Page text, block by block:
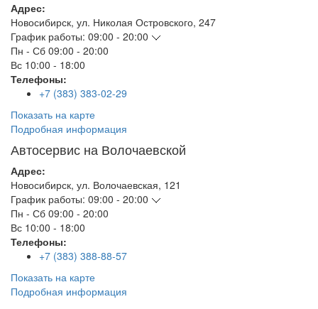
Адрес:
Новосибирск, ул. Николая Островского, 247
График работы: 09:00 - 20:00
Пн - Сб 09:00 - 20:00
Вс 10:00 - 18:00
Телефоны:
+7 (383) 383-02-29
Показать на карте
Подробная информация
Автосервис на Волочаевской
Адрес:
Новосибирск, ул. Волочаевская, 121
График работы: 09:00 - 20:00
Пн - Сб 09:00 - 20:00
Вс 10:00 - 18:00
Телефоны:
+7 (383) 388-88-57
Показать на карте
Подробная информация